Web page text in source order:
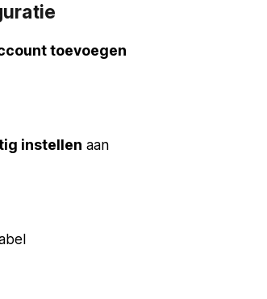
toevoegen
instellen aan